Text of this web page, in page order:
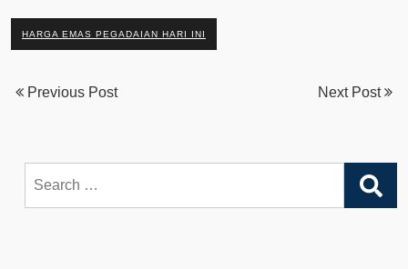
HARGA EMAS PEGADAIAN HARI INI
Previous Post Next Post
for: